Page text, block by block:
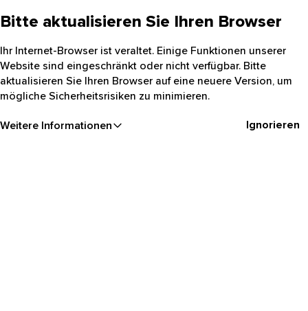
Bitte aktualisieren Sie Ihren Browser
Ihr Internet-Browser ist veraltet. Einige Funktionen unserer
Website sind eingeschränkt oder nicht verfügbar. Bitte
aktualisieren Sie Ihren Browser auf eine neuere Version, um
mögliche Sicherheitsrisiken zu minimieren.
Weitere Informationen Ignorieren